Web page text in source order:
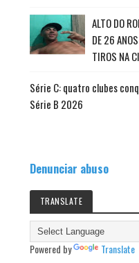
ALTO DO
DE 26
TIROS NA
Série C: quatro clubes
Série B 2026
Denunciar abuso
TRANSLATE
Powered by Translate